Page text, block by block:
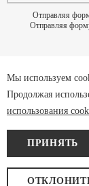
Отправляя
Отправляя
Мы используем
Продолжая
использования
ПРИНЯТЬ